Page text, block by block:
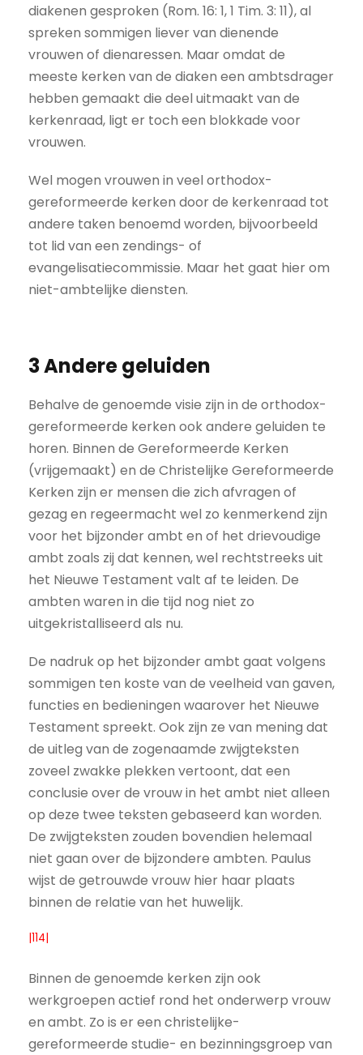
diakenen gesproken (Rom. 16: 1, 1 Tim. 3: 11), al
spreken sommigen liever van dienende
vrouwen of dienaressen. Maar omdat de
meeste kerken van de diaken een ambtsdrager
hebben gemaakt die deel uitmaakt van de
kerkenraad, ligt er toch een blokkade voor
vrouwen.
Wel mogen vrouwen in veel orthodox-
gereformeerde kerken door de kerkenraad tot
andere taken benoemd worden, bijvoorbeeld
tot lid van een zendings- of
evangelisatiecommissie. Maar het gaat hier om
niet-ambtelijke diensten.
3 Andere geluiden
Behalve de genoemde visie zijn in de orthodox-
gereformeerde kerken ook andere geluiden te
horen. Binnen de Gereformeerde Kerken
(vrijgemaakt) en de Christelijke Gereformeerde
Kerken zijn er mensen die zich afvragen of
gezag en regeermacht wel zo kenmerkend zijn
voor het bijzonder ambt en of het drievoudige
ambt zoals zij dat kennen, wel rechtstreeks uit
het Nieuwe Testament valt af te leiden. De
ambten waren in die tijd nog niet zo
uitgekristalliseerd als nu.
De nadruk op het bijzonder ambt gaat volgens
sommigen ten koste van de veelheid van gaven,
functies en bedieningen waarover het Nieuwe
Testament spreekt. Ook zijn ze van mening dat
de uitleg van de zogenaamde zwijgteksten
zoveel zwakke plekken vertoont, dat een
conclusie over de vrouw in het ambt niet alleen
op deze twee teksten gebaseerd kan worden.
De zwijgteksten zouden bovendien helemaal
niet gaan over de bijzondere ambten. Paulus
wijst de getrouwde vrouw hier haar plaats
binnen de relatie van het huwelijk.
|114|
Binnen de genoemde kerken zijn ook
werkgroepen actief rond het onderwerp vrouw
en ambt. Zo is er een christelijke-
gereformeerde studie- en bezinningsgroep van